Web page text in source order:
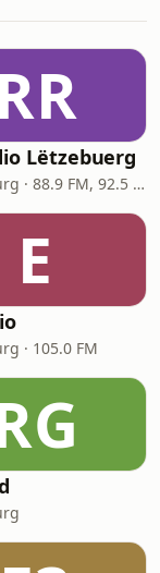
RR
Lëtzebuerg
Luxembourg · 88.9 FM, 92.5 FM
E
· 105.0 FM